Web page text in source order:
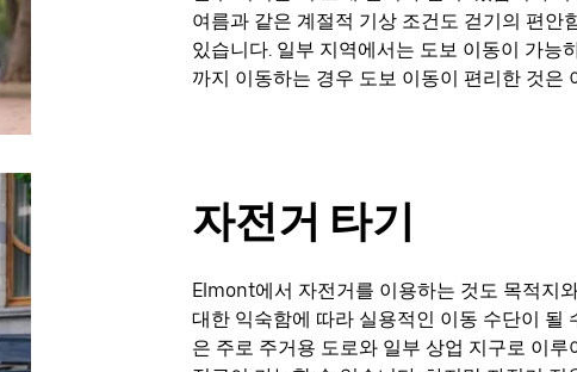
여름과 같은 계절적 기상 조건도 걷기의 편안
있습니다. 일부 지역에서는 도보 이동이 가능
까지 이동하는 경우 도보 이동이 편리한 것은
자전거 타기
Elmont에서 자전거를 이용하는 것도 목적지
대한 익숙함에 따라 실용적인 이동 수단이 될
은 주로 주거용 도로와 일부 상업 지구로 이루